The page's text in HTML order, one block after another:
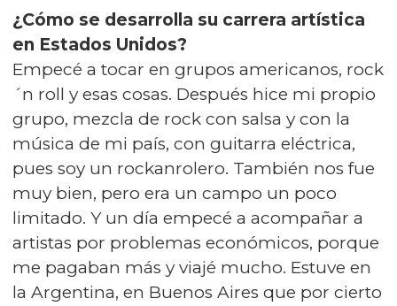
¿Cómo se desarrolla su carrera artística
en Estados Unidos?
Empecé a tocar en grupos americanos, rock
´n roll y esas cosas. Después hice mi propio
grupo, mezcla de rock con salsa y con la
música de mi país, con guitarra eléctrica,
pues soy un rockanrolero. También nos fue
muy bien, pero era un campo un poco
limitado. Y un día empecé a acompañar a
artistas por problemas económicos, porque
me pagaban más y viajé mucho. Estuve en
la Argentina, en Buenos Aires que por cierto